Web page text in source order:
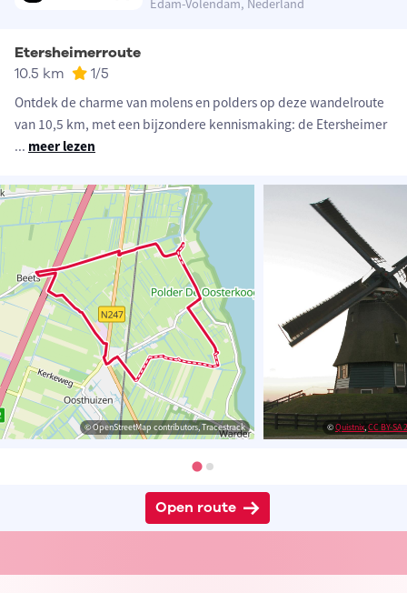
Edam-Volendam, Nederland
Etersheimerroute
10.5 km 1/5
Ontdek de charme van molens en polders op deze wandelroute
van 10,5 km, met een bijzondere kennismaking: de Etersheimer
... meer lezen
© OpenStreetMap contributors, Tracestrack ©Quistnix,CC BY-SA
Open route